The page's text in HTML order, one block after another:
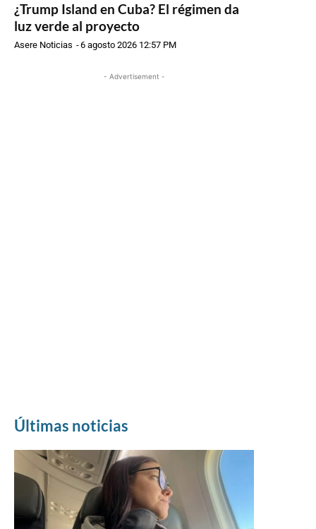
¿Trump Island en Cuba? El régimen da
luz verde al proyecto
Asere Noticias -6 agosto 2026 12:57 PM
- Advertisement -
Últimas noticias